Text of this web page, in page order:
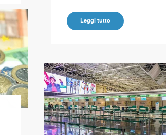
Leggi tutto